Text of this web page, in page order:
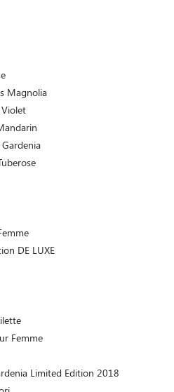
Magnolia
DE LUXE
Femme
Limited Edition 2018